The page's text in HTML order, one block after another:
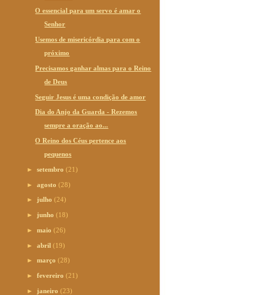
O essencial para um servo é amar o
Senhor
Usemos de misericórdia para com o
próximo
Precisamos ganhar almas para o Reino
de Deus
Seguir Jesus é uma condição de amor
Dia do Anjo da Guarda - Rezemos
sempre a oração ao...
O Reino dos Céus pertence aos
pequenos
►setembro(21)
►agosto(28)
► julho(24)
► junho(18)
►maio(26)
►abril(19)
►março(28)
►fevereiro(21)
► janeiro(23)